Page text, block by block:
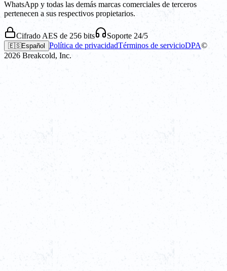
WhatsApp y todas las demás marcas comerciales de terceros
pertenecen a sus respectivos propietarios.
Cifrado AES de 256 bits Soporte 24/5
🇪🇸Español Política de privacidadTérminos de servicioDPA©
2026 Breakcold, Inc.